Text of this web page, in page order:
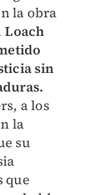
la obra
Loach
sin
a los
la
su
que